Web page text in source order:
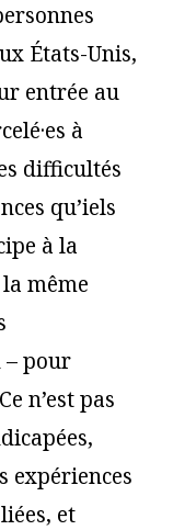
États-Unis,
entrée au
à
difficultés
qu’iels
à la
même
– pour
n’est pas
expériences
et